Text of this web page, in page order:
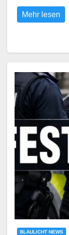
Mehr lesen
BLAULICHT NEWS